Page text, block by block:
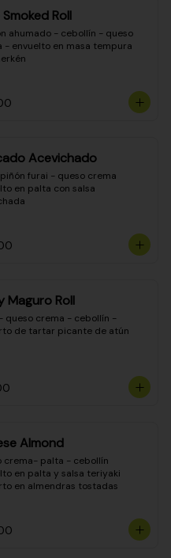
Smoked Roll
ahumado - cebollín - queso
- envuelto en masa tempura
Acevichado
furai - queso crema
en palta con salsa
Maguro Roll
queso crema - cebollín -
de tartar picante de atún
Almond
crema- palta - cebollín
en palta y salsa teriyaki
en almendras tostadas